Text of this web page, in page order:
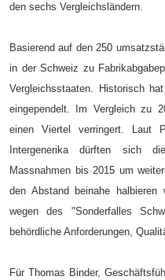
den sechs Vergleichsländern.
Basierend auf den 250
in der Schweiz zu
Vergleichsstaaten. Historisch
eingependelt. Im Vergleich zu
einen Viertel verringert. Laut
Intergenerika dürften sich
Massnahmen bis 2015 um
den Abstand beinahe halbieren
wegen des "Sonderfalles
behördliche Anforderungen,
Für Thomas Binder,